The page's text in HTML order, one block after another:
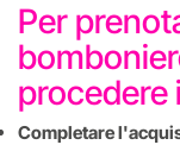
Per
procedere
Completare